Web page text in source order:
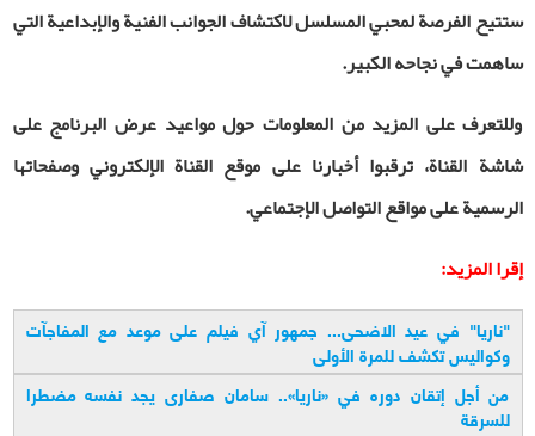
ستتيح الفرصة لمحبي المسلسل لاكتشاف الجوانب الفنية والإبداعية التي
ساهمت في نجاحه الكبير.
وللتعرف على المزيد من المعلومات حول مواعيد عرض البرنامج على
شاشة القناة، ترقبوا أخبارنا على موقع القناة الإلكتروني وصفحاتها
الرسمية على مواقع التواصل الإجتماعي.
إقرا المزيد:
"ناريا" في عيد الاضحى... جمهور آي فيلم على موعد مع المفاجآت
وكواليس تكشف للمرة الأولى
من أجل إتقان دوره في «ناريا».. سامان صفاری يجد نفسه مضطرا
للسرقة